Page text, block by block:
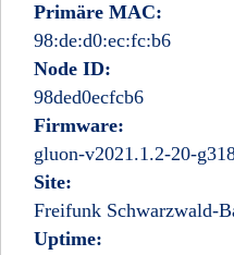
Primäre MAC:
98:de:d0:ec:fc:b6
Node ID:
98ded0ecfcb6
Firmware:
gluon-v2021.1.2-20-
Site:
Freifunk Schwarzwald-
Uptime: